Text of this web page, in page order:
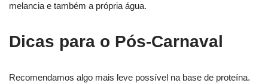
melancia e também a própria água.
Dicas para o Pós-Carnaval
Recomendamos algo mais leve possível na base de proteína.